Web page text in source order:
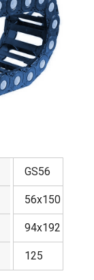
GS56
56х150
94х192
125